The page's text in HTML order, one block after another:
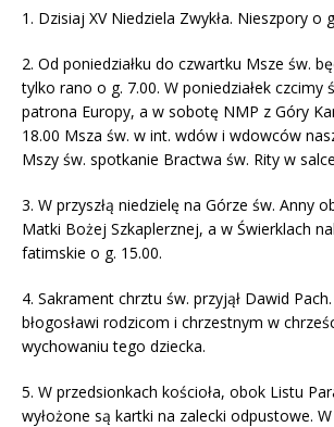
1. Dzisiaj XV Niedziela Zwykła. Nieszpory o
2. Od poniedziałku do czwartku Msze św.
tylko rano o g. 7.00. W poniedziałek czcimy
patrona Europy, a w sobotę NMP z Góry
18.00 Msza św. w int. wdów i wdowców
Mszy św. spotkanie Bractwa św. Rity w
3. W przyszłą niedzielę na Górze św. Anny
Matki Bożej Szkaplerznej, a w Świerklach
fatimskie o g. 15.00.
4. Sakrament chrztu św. przyjął Dawid
błogosławi rodzicom i chrzestnym w
wychowaniu tego dziecka.
5. W przedsionkach kościoła, obok Listu
wyłożone są kartki na zalecki odpustowe.